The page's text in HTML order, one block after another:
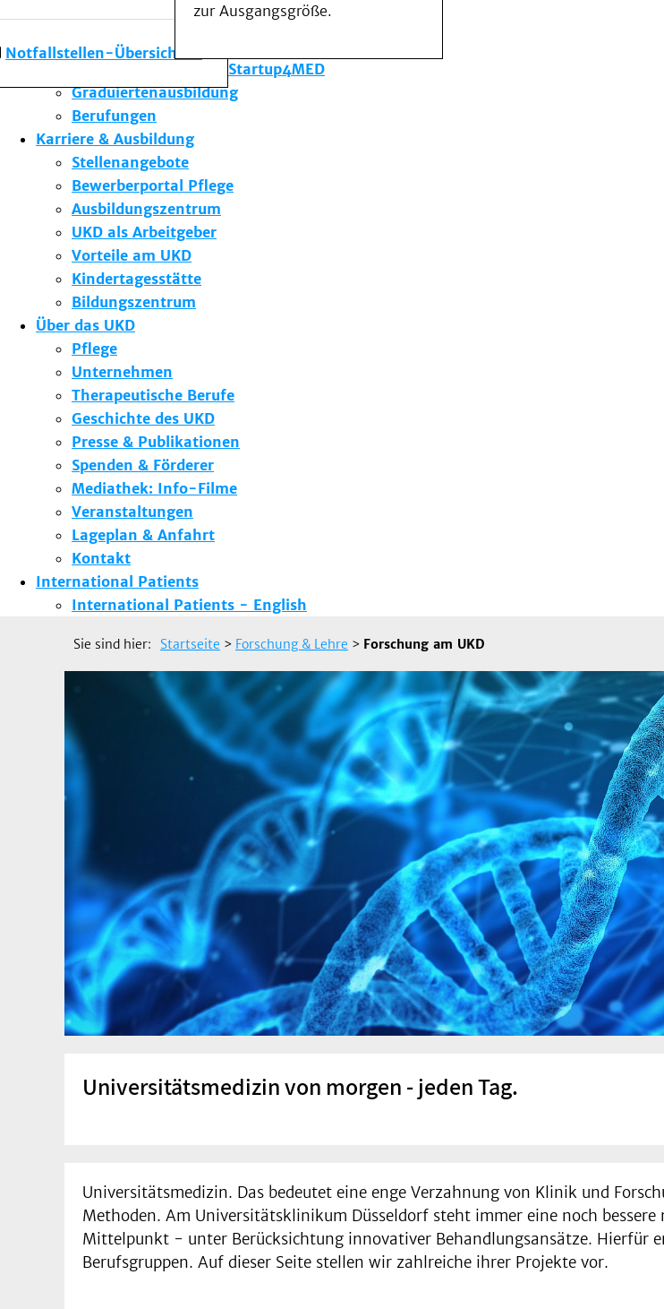
Notfallstellen-Übersicht
zur Ausgangsgröße.
Forschung am UKD
Studium & Lehre
Gründungsförderung Startup4MED
Graduiertenausbildung
Berufungen
Karriere & Ausbildung
Stellenangebote
Bewerberportal Pflege
Ausbildungszentrum
UKD als Arbeitgeber
Vorteile am UKD
Kindertagesstätte
Bildungszentrum
Über das UKD
Pflege
Unternehmen
Therapeutische Berufe
Geschichte des UKD
Presse & Publikationen
Spenden & Förderer
Mediathek: Info-Filme
Veranstaltungen
Lageplan & Anfahrt
Kontakt
International Patients
International Patients - English
Sie sind hier: Startseite > Forschung & Lehre > Forschung am UKD
Universitätsmedizin von morgen - jeden Tag.
Universitätsmedizin. Das bedeutet eine enge Verzahnung von Klinik und
Methoden. Am Universitätsklinikum Düsseldorf steht immer eine noch
Mittelpunkt - unter Berücksichtung innovativer Behandlungsansätze. Hierfür
Berufsgruppen. Auf dieser Seite stellen wir zahlreiche ihrer Projekte vor.